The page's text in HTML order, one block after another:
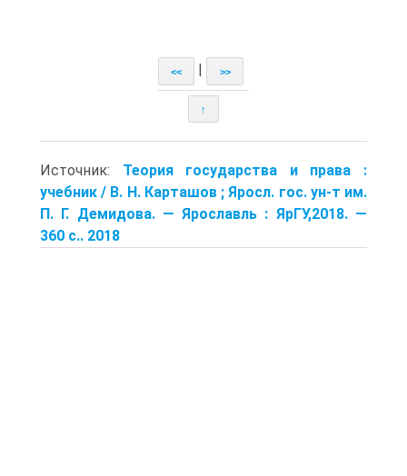
<< >>
↑
Источник: Теория государства и права :
учебник / В. Н. Карташов ; Яросл. гос. ун-т им.
П. Г. Демидова. — Ярославль : ЯрГУ,2018. —
360 с.. 2018